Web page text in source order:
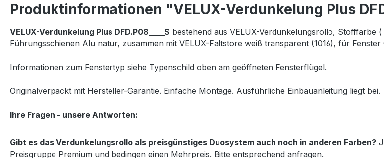
Produktinformationen "VELUX-Verdunkelung Plus
VELUX-Verdunkelung Plus DFD.P08____S bestehend aus VELUX-Verdunkelungsrollo, Stofffarbe
Führungsschienen Alu natur, zusammen mit VELUX-Faltstore weiß transparent (1016), für
Informationen zum Fenstertyp siehe Typenschild oben am geöffneten Fensterflügel.
Originalverpackt mit Hersteller-Garantie. Einfache Montage. Ausführliche Einbauanleitung liegt bei.
Ihre Fragen - unsere Antworten:
Gibt es das Verdunkelungsrollo als preisgünstiges Duosystem auch noch in anderen Farben?
Preisgruppe Premium und bedingen einen Mehrpreis. Bitte entsprechend anfragen.